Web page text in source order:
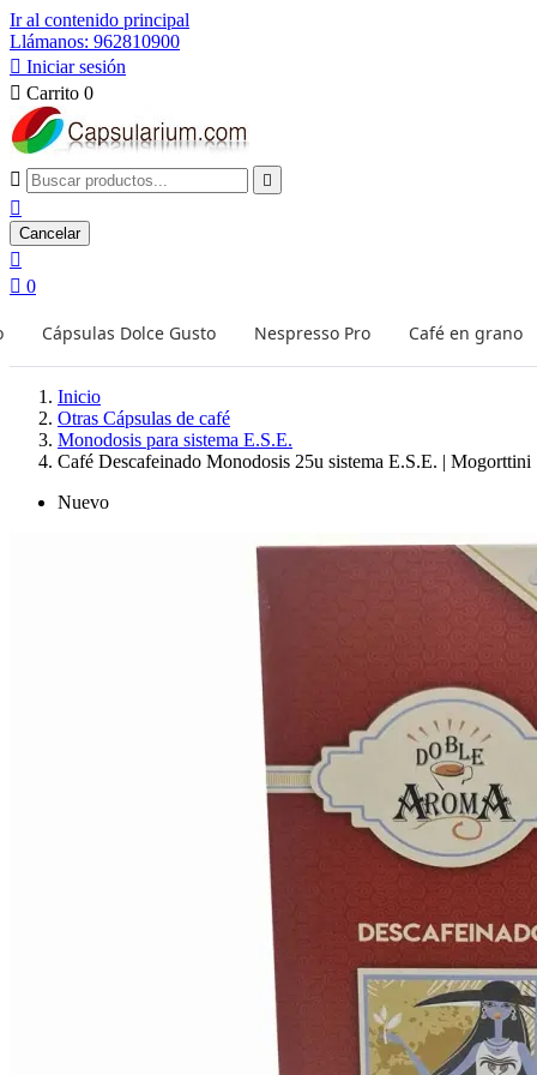
Ir al contenido principal
Llámanos: 962810900
 Iniciar sesión
 Carrito 0
 

Cancelar

 0
Cápsulas Dolce Gusto Nespresso Pro Café en grano
Inicio
Otras Cápsulas de café
Monodosis para sistema E.S.E.
Café Descafeinado Monodosis 25u sistema E.S.E. | Mogorttini
Nuevo